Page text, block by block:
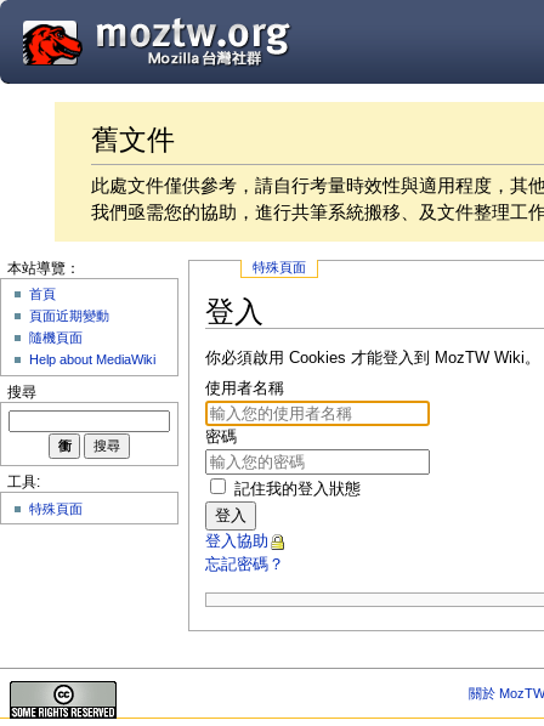
舊文件
此處文件僅供參考，請自行考量時效性與適用程度，其
我們亟需您的協助，進行共筆系統搬移、及文件整理工
特殊頁面
登入
你必須啟用 Cookies 才能登入到 MozTW Wiki。
使用者名稱
密碼
記住我的登入狀態
登入
登入協助
忘記密碼？
本站導覽：
首頁
頁面近期變動
隨機頁面
Help about MediaWiki
搜尋
工具:
特殊頁面
關於